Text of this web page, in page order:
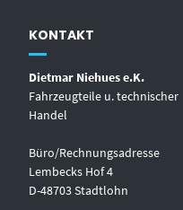
KONTAKT
Dietmar Niehues e.K.
Fahrzeugteile u. technischer
Handel
Büro/Rechnungsadresse
Lembecks Hof 4
D-48703 Stadtlohn